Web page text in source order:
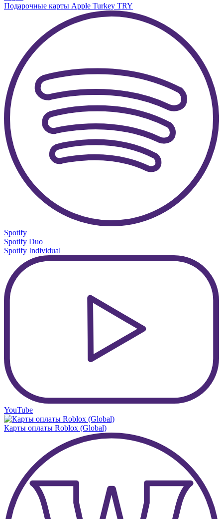
Подарочные карты Apple Turkey TRY
Spotify
Spotify Duo
Spotify Individual
YouTube
Карты оплаты Roblox (Global)